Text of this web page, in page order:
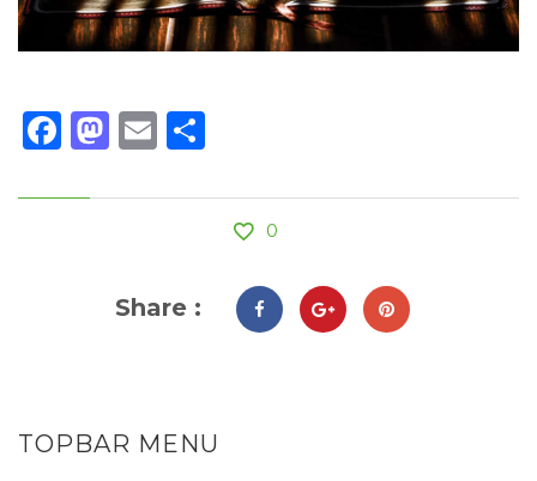
Facebook
Mastodon
Email
0
Share :
TOPBAR MENU